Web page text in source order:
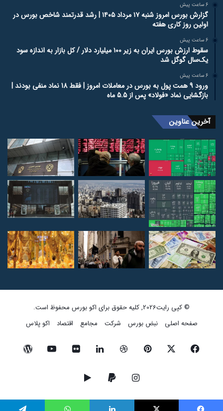
6 ساعت پیش
گزارش بورس امروز شنبه ۱۷ مرداد ۱۴۰۵ | رشد قدرتمند شاخص بورس در
اولین روز کاری هفته
6 ساعت پیش
سقوط ارزش بورس ایران به زیر ۱۰۰ میلیارد دلار / کل بازار به اندازه سود
یک‌سال گوگل شد
6 ساعت پیش
ورود 9 همت پول به بورس در معاملات امروز | فقط 18 نماد منفی بودند |
بازگشایی نماد «فولاد» پس از 5.5 ماه
آخرین عناوین
© کپی رایت2026, کلیه حقوق برای اکو بورس محفوظ است.
صفحه اصلی
نبض بورس شرکت مجامع اقتصاد اکو پلاس
فیسبوک ایکس پینتریستدریبببل لینکداین تصاویر
یوتیوب
اینستاگرامپی‌پال
پلی